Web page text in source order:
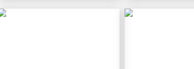
regula cu certificat de